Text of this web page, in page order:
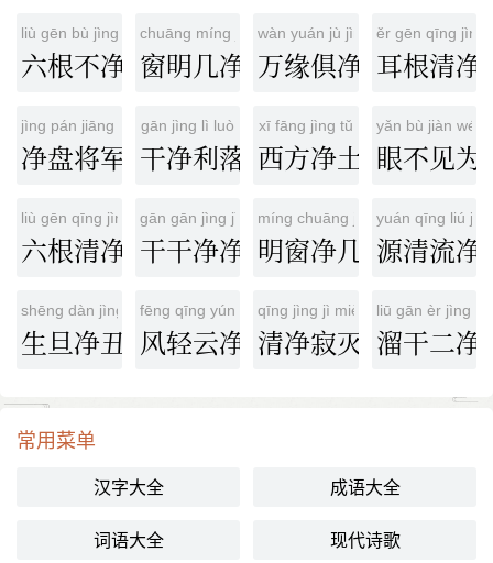
liù gēn bù jìng
六根不净
chuāng míng jī jìng
窗明几净
wàn yuán jù jìng
万缘俱净
ěr gēn qīng jìng
耳根清净
jìng pán jiāng jūn
净盘将军
gān jìng lì luò
干净利落
xī fāng jìng tǔ
西方净土
yǎn bù jiàn wéi
眼不见为
liù gēn qīng jìng
六根清净
gān gān jìng jìng
干干净净
míng chuāng jìng jī
明窗净几
yuán qīng liú
源清流净
shēng dàn jìng chǒu
生旦净丑
fēng qīng yún jìng
风轻云净
qīng jìng jì miè
清净寂灭
liū gān èr jìng
溜干二净
常用菜单
汉字大全 成语大全
词语大全 现代诗歌